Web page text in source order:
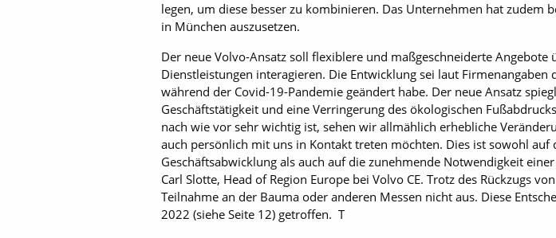
legen, um diese besser zu kombinieren. Das Unternehmen hat zudem
in München auszusetzen.
Der neue Volvo-Ansatz soll flexiblere und maßgeschneiderte
Dienstleistungen interagieren. Die Entwicklung sei laut
während der Covid-19-Pandemie geändert habe. Der neue Ansatz
Geschäftstätigkeit und eine Verringerung des ökologischen
nach wie vor sehr wichtig ist, sehen wir allmählich erhebliche
auch persönlich mit uns in Kontakt treten möchten. Dies ist sowohl
Geschäftsabwicklung als auch auf die zunehmende Notwendigkeit
Carl Slotte, Head of Region Europe bei Volvo CE. Trotz des Rückzugs
Teilnahme an der Bauma oder anderen Messen nicht aus. Diese
2022 (siehe Seite 12) getroffen. T